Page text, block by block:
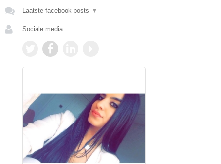
Laatste facebook posts ▼
Sociale media: